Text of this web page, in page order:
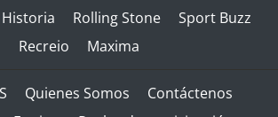
Rolling Stone
Sport Buzz
Recreio
Maxima
Quienes Somos
Contáctenos